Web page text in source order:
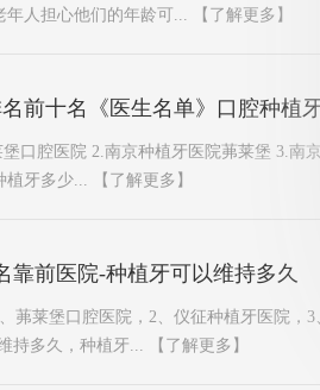
人担心他们的年龄可...
【了解更多】
前十名《医生名单》口腔种植
口腔医院 2.南京种植牙医院茀莱堡 3.南
植牙多少...
【了解更多】
靠前医院-种植牙可以维持多久
茀莱堡口腔医院，2、仪征种植牙医院，3
持多久，种植牙...
【了解更多】